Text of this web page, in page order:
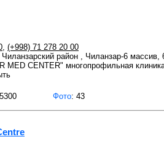
, (+998) 71 278 20 00
Чиланзарский район , Чиланзар-6 массив,
MED CENTER" многопрофильная
Фото: 43